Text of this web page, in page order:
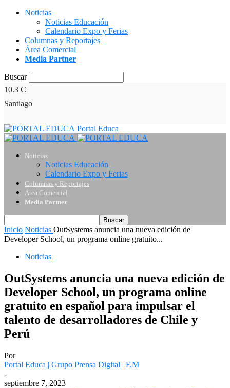
Noticias
Noticias Educación
Calendario Expo y Ferias
Columnas y Reportajes
Área Comercial
Media Partner
Buscar
10.3 C
Santiago
Portal Educa
Noticias
Noticias Educación
Calendario Expo y Ferias
Columnas y Reportajes
Área Comercial
Media Partner
Inicio Noticias OutSystems anuncia una nueva edición de
Developer School, un programa online gratuito...
Noticias
OutSystems anuncia una nueva edición de
Developer School, un programa online
gratuito en español para impulsar el
talento de desarrolladores de Chile y
Perú
Por
Portal Educa | Grupo Prensa Digital | F.M
-
septiembre 7, 2023